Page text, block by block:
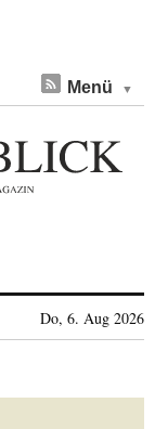
Menü
Do, 6. Aug 2026